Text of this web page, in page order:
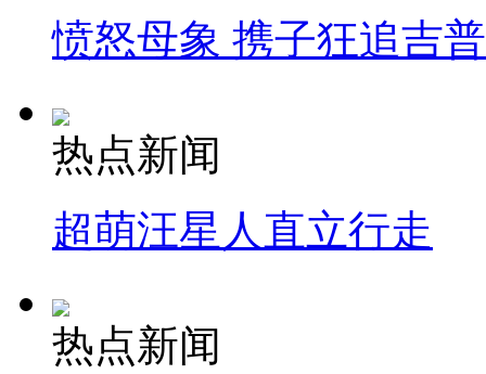
愤怒母象 携子狂追吉
热点新闻
超萌汪星人直立行走
热点新闻